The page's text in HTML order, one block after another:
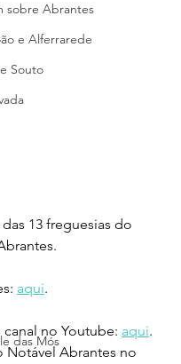
sobre Abrantes
e Alferrarede
Souto
das Mós
13 freguesias do
aqui.
no Youtube: aqui.
Notável Abrantes no